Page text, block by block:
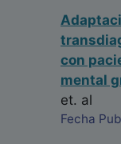
con
mental
et. al
Fecha